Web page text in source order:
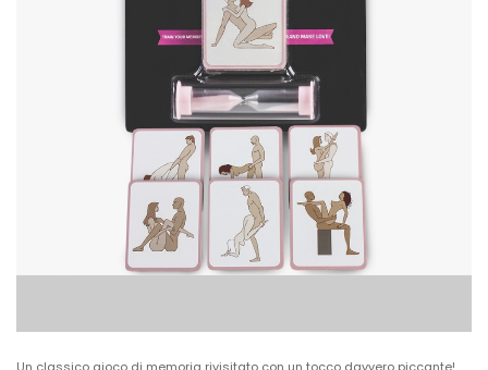
Un classico gioco di memoria rivisitato con un tocco davvero piccante!